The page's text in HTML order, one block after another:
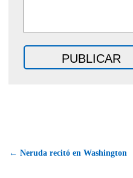
← Neruda recitó en Washington